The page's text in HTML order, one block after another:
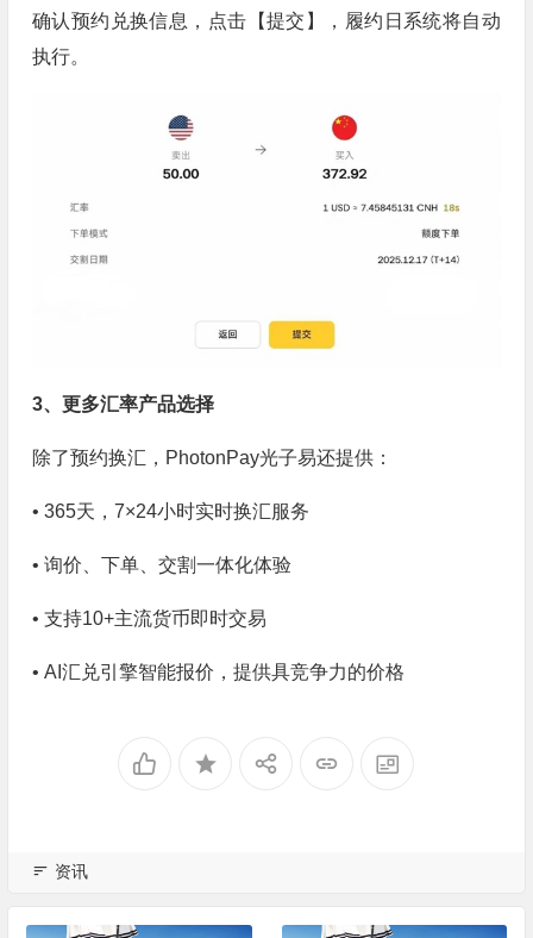
确认预约兑换信息，点击【提交】，履约日系统将自动
执行。
3、更多汇率产品选择
除了预约换汇，PhotonPay光子易还提供：
• 365天，7×24小时实时换汇服务
• 询价、下单、交割一体化体验
• 支持10+主流货币即时交易
• AI汇兑引擎智能报价，提供具竞争力的价格
资讯